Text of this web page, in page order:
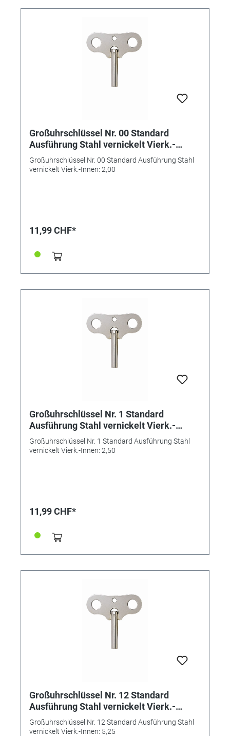
Großuhrschlüssel Nr. 00 Standard
Ausführung Stahl vernickelt Vierk.-
Innen: 2,00
Großuhrschlüssel Nr. 00 Standard Ausführung Stahl
vernickelt Vierk.-Innen: 2,00
11,99 CHF*
Großuhrschlüssel Nr. 1 Standard
Ausführung Stahl vernickelt Vierk.-
Innen: 2,50
Großuhrschlüssel Nr. 1 Standard Ausführung Stahl
vernickelt Vierk.-Innen: 2,50
11,99 CHF*
Großuhrschlüssel Nr. 12 Standard
Ausführung Stahl vernickelt Vierk.-
Innen: 5,25
Großuhrschlüssel Nr. 12 Standard Ausführung Stahl
vernickelt Vierk.-Innen: 5,25